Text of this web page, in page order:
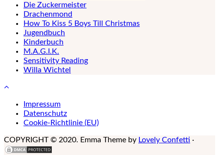
Die Zuckermeister
Drachenmond
How To Kiss 5 Boys Till Christmas
Jugendbuch
Kinderbuch
M.A.G.I.K.
Sensitivity Reading
Willa Wichtel
Impressum
Datenschutz
Cookie-Richtlinie (EU)
COPYRIGHT © 2020. Emma Theme by Lovely Confetti ·